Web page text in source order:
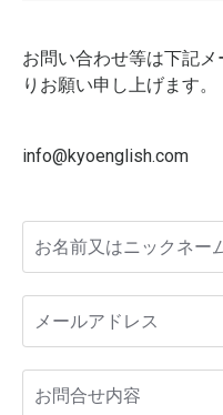
お問い合わせ等は下記
りお願い申し上げます。
info@kyoenglish.com